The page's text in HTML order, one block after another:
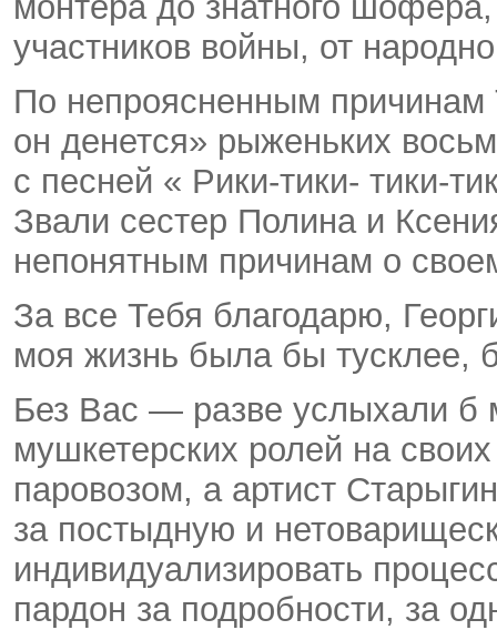
участников войны, от
По непроясненным
он денется» рыженьких
с песней « Рики-тики- тики-
Звали сестер Полина и
непонятным причинам о
За все Тебя благодарю,
моя жизнь была бы тусклее,
Без Вас — разве услыхали б
мушкетерских ролей на
паровозом, а артист
за постыдную и
индивидуализировать
пардон за подробности, за